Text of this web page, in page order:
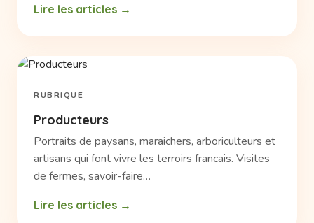
Lire les articles
RUBRIQUE
Producteurs
Portraits de paysans, maraichers, arboriculteurs et
artisans qui font vivre les terroirs francais. Visites
de fermes, savoir-faire…
Lire les articles